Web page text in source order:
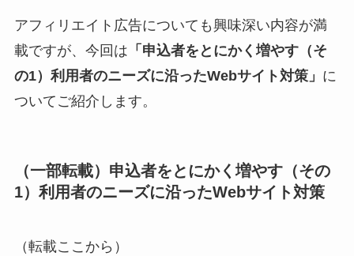
アフィリエイト広告についても興味深い内容が満
載ですが、今回は 「申込者をとにかく増やす（そ
の1） 利用者のニーズに沿ったWebサイト対策」 に
ついてご紹介します。
（一部転載）申込者をとにかく増やす（その
1）利用者のニーズに沿ったWebサイト対策
（転載ここから）